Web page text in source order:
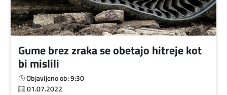
Gume brez zraka se obetajo hitreje kot
bi mislili
01.07.2022
Objavljeno ob: 9:30